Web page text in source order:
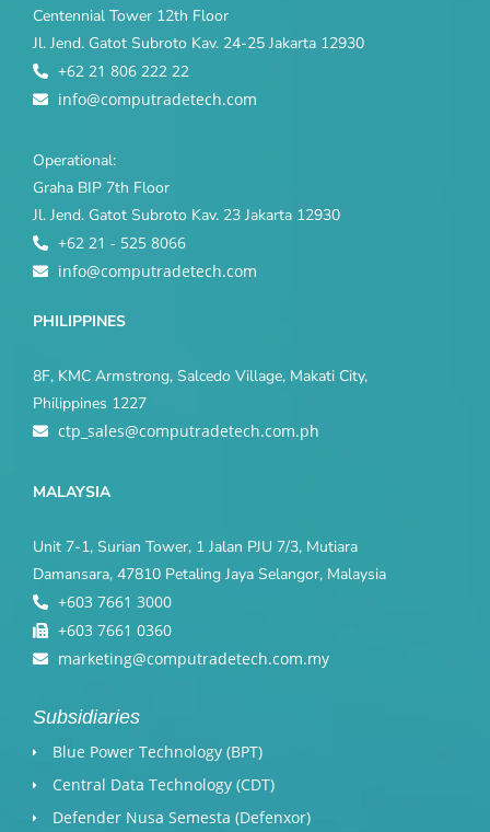
Centennial Tower 12th Floor
Jl. Jend. Gatot Subroto Kav. 24-25 Jakarta 12930
+62 21 806 222 22
info@computradetech.com
Operational:
Graha BIP 7th Floor
Jl. Jend. Gatot Subroto Kav. 23 Jakarta 12930
+62 21 - 525 8066
info@computradetech.com
PHILIPPINES
8F, KMC Armstrong, Salcedo Village, Makati City,
Philippines 1227
ctp_sales@computradetech.com.ph
MALAYSIA
Unit 7-1, Surian Tower, 1 Jalan PJU 7/3, Mutiara
Damansara, 47810 Petaling Jaya Selangor, Malaysia
+603 7661 3000
+603 7661 0360
marketing@computradetech.com.my
Subsidiaries
Blue Power Technology (BPT)​
Central Data Technology (CDT)
Defender Nusa Semesta (Defenxor)